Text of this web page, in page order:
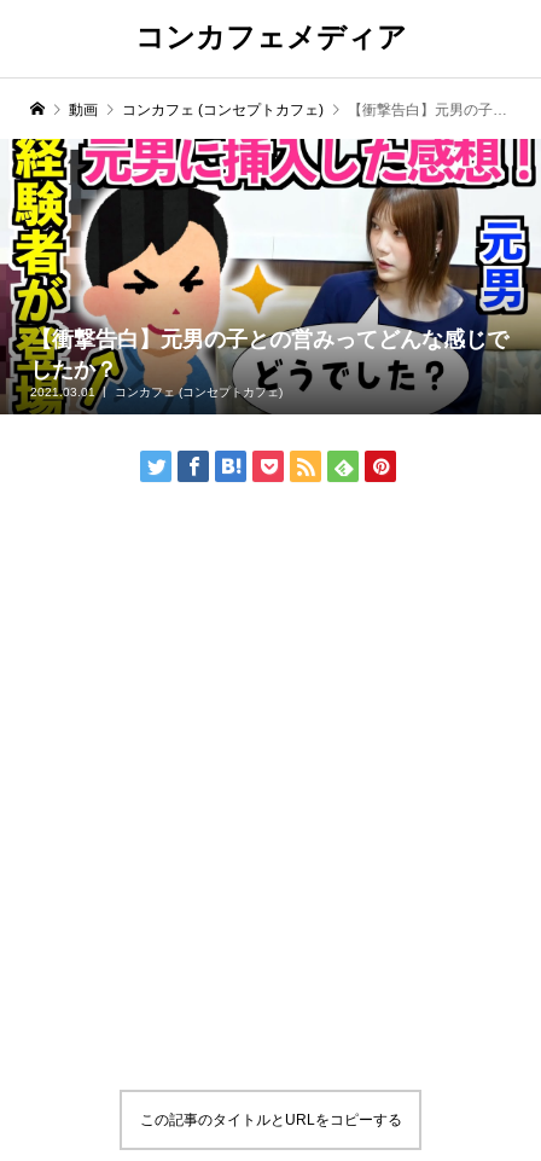
コンカフェメディア
動画 コンカフェ (コンセプトカフェ) 【衝撃告白】元男の子との営みってどんな感じでしたか？
【衝撃告白】元男の子との営みってどんな感じで
したか？
2021.03.01 コンカフェ (コンセプトカフェ)
この記事のタイトルとURLをコピーする